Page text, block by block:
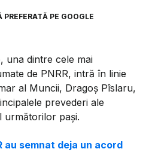
PE GOOGLE
una dintre cele mai
de PNRR, intră în linie
al Muncii, Dragoș Pîslaru,
prevederi ale
următorilor pași.
au semnat deja un acord